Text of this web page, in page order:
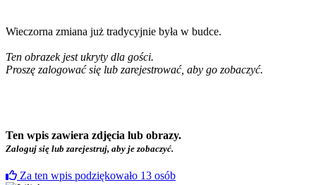
Wieczorna zmiana już tradycyjnie była w budce.
Ten obrazek jest ukryty dla gości.
Proszę zalogować się lub zarejestrować, aby go zobaczyć.
Ten wpis zawiera zdjęcia lub obrazy.
Zaloguj się lub zarejestruj, aby je zobaczyć.
Za ten wpis podziękowało 13 osób